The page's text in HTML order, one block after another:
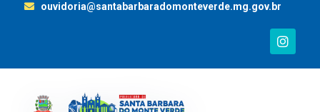
ouvidoria@santabarbaradomonteverde.mg.gov.br
I
n
t